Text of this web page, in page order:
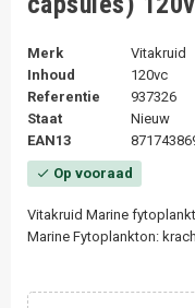
Merk
Vitakruid
Inhoud
120vc
Referentie
937326
Staat
Nieuw
EAN13
check Op vooraad
Vitakruid Marine
Marine Fytoplankton: